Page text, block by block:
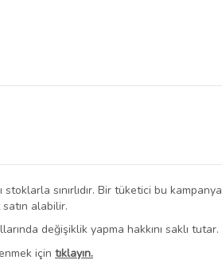
stoklarla sınırlıdır. Bir tüketici bu kampanya
alabilir.
değişiklik yapma hakkını saklı tutar.
için tıklayın.